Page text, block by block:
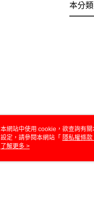
本分
本網站中使用 cookie，欲查詢有
設定，請參閱本網站「 隱私權條款
使用 cookie。
了解更多 >